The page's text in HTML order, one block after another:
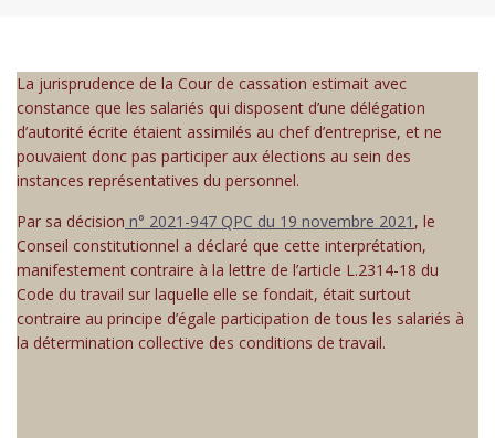
La jurisprudence de la Cour de cassation estimait avec
constance que les salariés qui disposent d’une délégation
d’autorité écrite étaient assimilés au chef d’entreprise, et ne
pouvaient donc pas participer aux élections au sein des
instances représentatives du personnel.
Par sa décision n° 2021-947 QPC du 19 novembre 2021 , le
Conseil constitutionnel a déclaré que cette interprétation,
manifestement contraire à la lettre de l’article L.2314-18 du
Code du travail sur laquelle elle se fondait, était surtout
contraire au principe d’égale participation de tous les salariés à
la détermination collective des conditions de travail.